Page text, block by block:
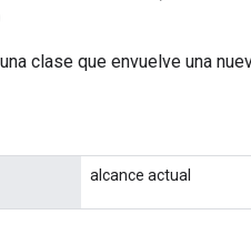
clase que envuelve una
alcance actual